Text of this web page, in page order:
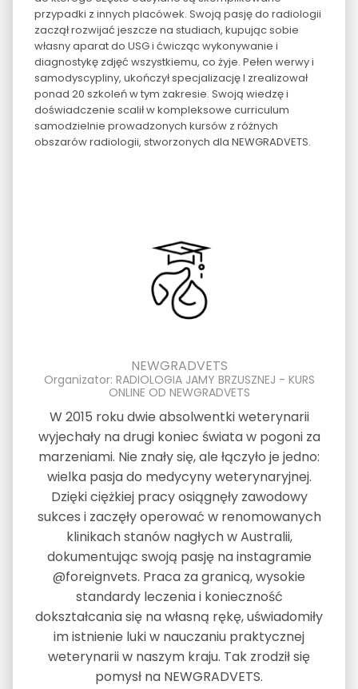
przypadki z innych placówek. Swoją pasję do radiologii
zaczął rozwijać jeszcze na studiach, kupując sobie
własny aparat do USG i ćwicząc wykonywanie i
diagnostykę zdjęć wszystkiemu, co żyje. Pełen werwy i
samodyscypliny, ukończył specjalizację I zrealizował
ponad 20 szkoleń w tym zakresie. Swoją wiedzę i
doświadczenie scalił w kompleksowe curriculum
samodzielnie prowadzonych kursów z różnych
obszarów radiologii, stworzonych dla NEWGRADVETS.
NEWGRADVETS
Organizator: RADIOLOGIA JAMY BRZUSZNEJ - KURS
ONLINE OD NEWGRADVETS
W 2015 roku dwie absolwentki weterynarii
wyjechały na drugi koniec świata w pogoni za
marzeniami. Nie znały się, ale łączyło je jedno:
wielka pasja do medycyny weterynaryjnej.
Dzięki ciężkiej pracy osiągnęły zawodowy
sukces i zaczęły operować w renomowanych
klinikach stanów nagłych w Australii,
dokumentując swoją pasję na instagramie
@foreignvets. Praca za granicą, wysokie
standardy leczenia i konieczność
dokształcania się na własną rękę, uświadomiły
im istnienie luki w nauczaniu praktycznej
weterynarii w naszym kraju. Tak zrodził się
pomysł na NEWGRADVETS.